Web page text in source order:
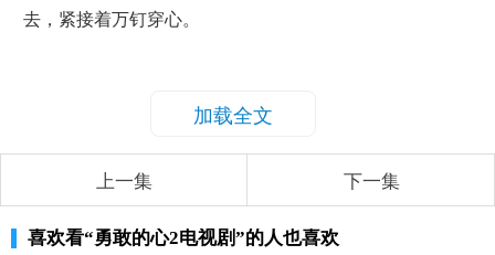
去，紧接着万钉穿心。
加载全文
上一集 下一集
喜欢看“勇敢的心2电视剧”的人也喜欢